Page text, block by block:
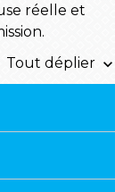
réelle et
Tout déplier keyboard_arrow_down